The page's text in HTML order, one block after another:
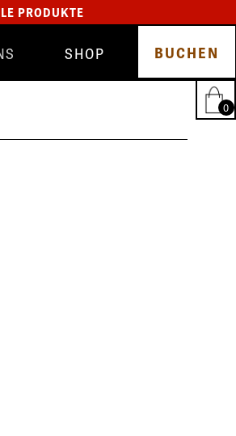
PRODUKTE
SHOP
GLYNT
BUCHEN
0